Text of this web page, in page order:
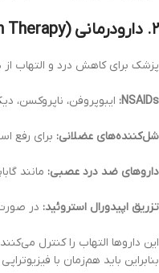
۲. دارودرمانی (Medication Therapy)
پزشک برای کاهش درد و التهاب از
NSAIDs: ایبوپروفن، ناپروکسن،
شل‌کننده‌های عضلانی: برای رفع
داروهای ضد درد عصبی: مانند
تزریق اپیدورال استروئید: در
این داروها التهاب را کنترل
بنابراین باید هم‌زمان با